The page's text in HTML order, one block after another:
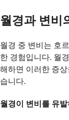
월경과 변비
월경 중 변비는 호
한 경험입니다. 월
해하면 이러한 증
습니다.
월경이 변비를 유